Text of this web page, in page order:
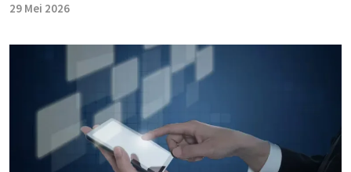
29 Mei 2026